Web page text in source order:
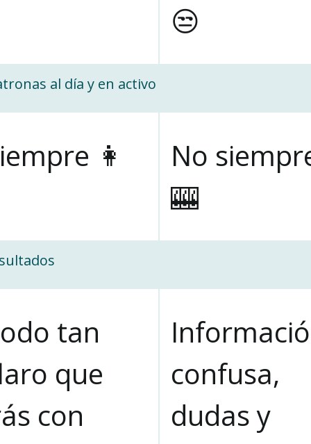
😒
al día y en activo
👩
No
🎰
tan
que
con
confusa,
dudas y